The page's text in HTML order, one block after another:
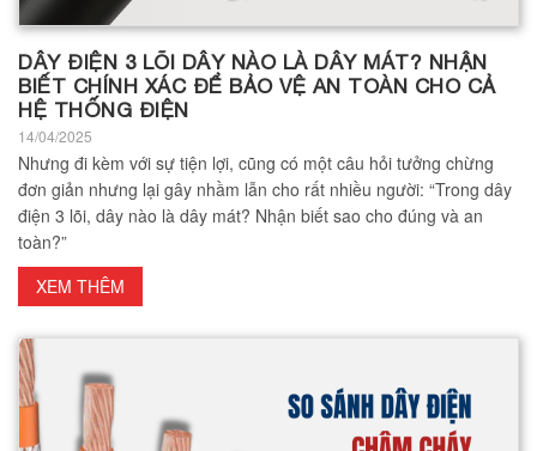
DÂY ĐIỆN 3 LÕI DÂY NÀO LÀ DÂY MÁT? NHẬN
BIẾT CHÍNH XÁC ĐỂ BẢO VỆ AN TOÀN CHO CẢ
HỆ THỐNG ĐIỆN
14/04/2025
Nhưng đi kèm với sự tiện lợi, cũng có một câu hỏi tưởng chừng
đơn giản nhưng lại gây nhầm lẫn cho rất nhiều người: “Trong dây
điện 3 lõi, dây nào là dây mát? Nhận biết sao cho đúng và an
toàn?”
XEM THÊM